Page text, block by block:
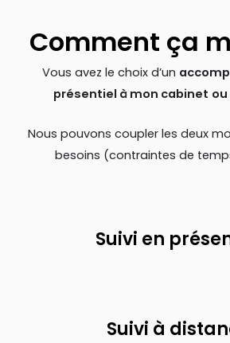
Comment ça
Vous avez le choix d’un
présentiel à mon cabinet
Nous pouvons coupler les deux
besoins (contraintes de
Suivi en
Suivi à